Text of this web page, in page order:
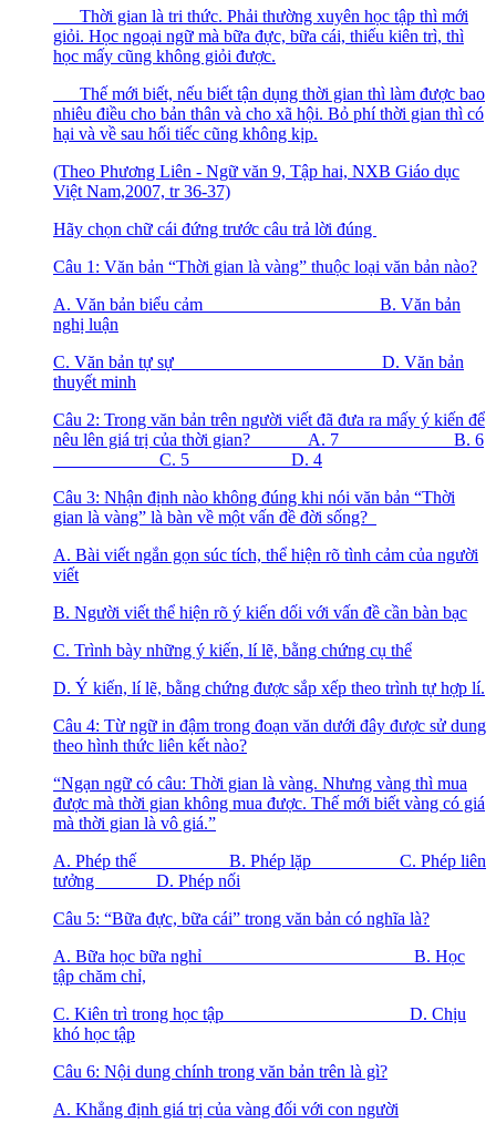
Thời gian là tri thức. Phải thường xuyên học tập thì mới
giỏi. Học ngoại ngữ mà bữa đực, bữa cái, thiếu kiên trì, thì
học mấy cũng không giỏi được.
Thế mới biết, nếu biết tận dụng thời gian thì làm được bao
nhiêu điều cho bản thân và cho xã hội. Bỏ phí thời gian thì có
hại và về sau hối tiếc cũng không kịp.
(Theo Phương Liên - Ngữ văn 9, Tập hai, NXB Giáo dục
Việt Nam,2007, tr 36-37)
Hãy chọn chữ cái đứng trước câu trả lời đúng
Câu 1: Văn bản “Thời gian là vàng” thuộc loại văn bản nào?
A. Văn bản biểu cảm B. Văn bản
nghị luận
C. Văn bản tự sự D. Văn bản
thuyết minh
Câu 2: Trong văn bản trên người viết đã đưa ra mấy ý kiến để
nêu lên giá trị của thời gian? A. 7 B. 6
C. 5 D. 4
Câu 3: Nhận định nào không đúng khi nói văn bản “Thời
gian là vàng” là bàn về một vấn đề đời sống?
A. Bài viết ngắn gọn súc tích, thể hiện rõ tình cảm của người
viết
B. Người viết thể hiện rõ ý kiến dối với vấn đề cần bàn bạc
C. Trình bày những ý kiến, lí lẽ, bằng chứng cụ thể
D. Ý kiến, lí lẽ, bằng chứng được sắp xếp theo trình tự hợp lí.
Câu 4: Từ ngữ in đậm trong đoạn văn dưới đây được sử dung
theo hình thức liên kết nào?
“Ngạn ngữ có câu: Thời gian là vàng. Nhưng vàng thì mua
được mà thời gian không mua được. Thế mới biết vàng có giá
mà thời gian là vô giá.”
A. Phép thế B. Phép lặp C. Phép liên
tưởng D. Phép nối
Câu 5: “Bữa đực, bữa cái” trong văn bản có nghĩa là?
A. Bữa học bữa nghỉ B. Học
tập chăm chỉ,
C. Kiên trì trong học tập D. Chịu
khó học tập
Câu 6: Nội dung chính trong văn bản trên là gì?
A. Khẳng định giá trị của vàng đối với con người